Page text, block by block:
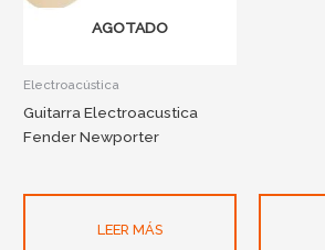
AGOTADO
Electroacústica
Guitarra Electroacustica
Fender Newporter
LEER MÁS